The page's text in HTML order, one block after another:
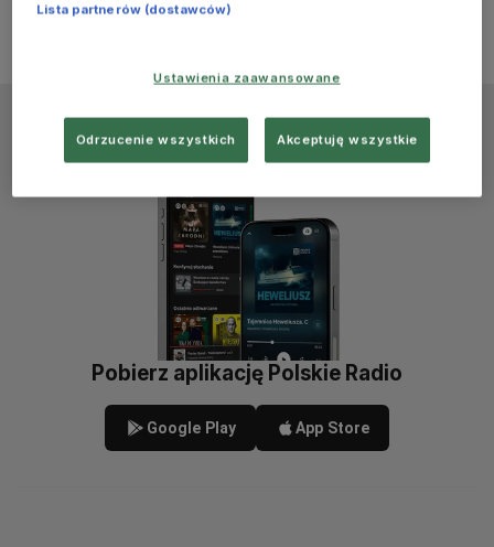
Pobierz aplikację Polskie Radio
Google Play App Store
Lista partnerów (dostawców)
Ustawienia zaawansowane
Odrzucenie wszystkich Akceptuję wszystkie